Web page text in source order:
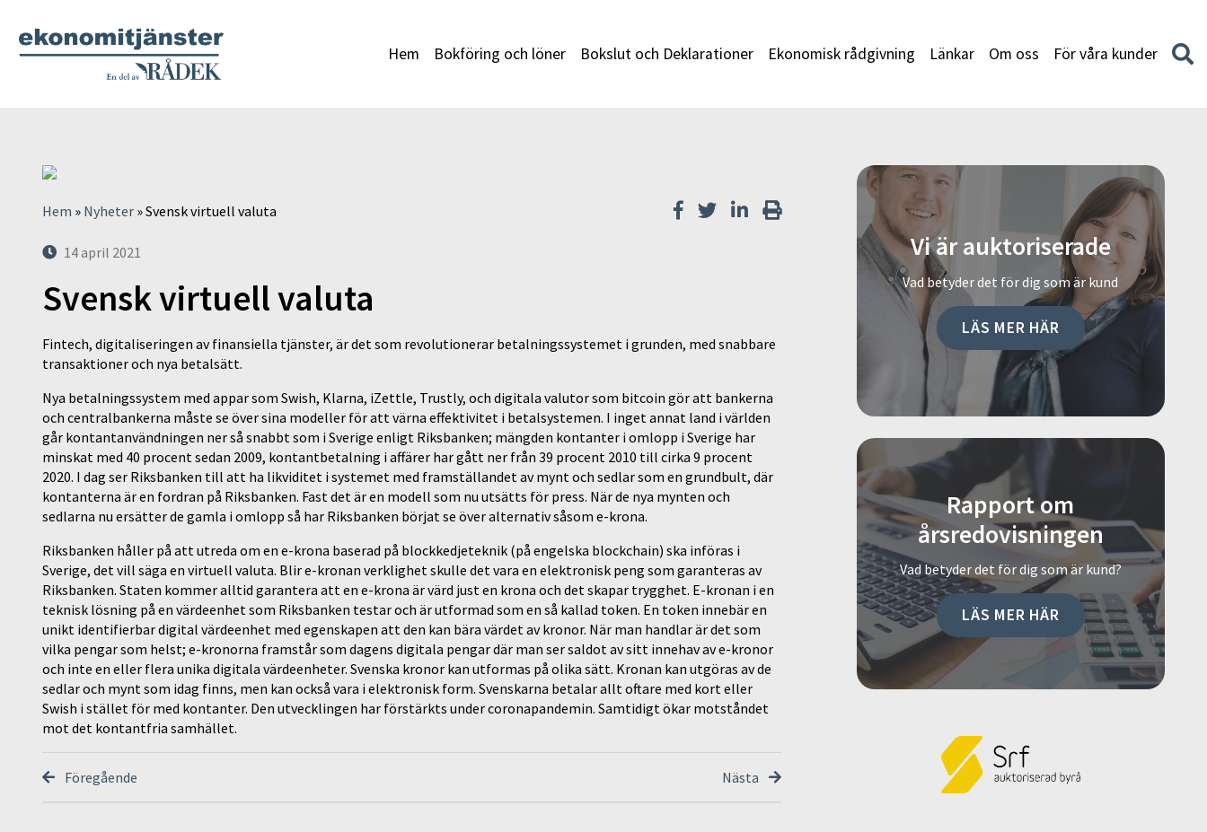
Hem Bokföring och löner Bokslut och Deklarationer Ekonomisk rådgivning Länkar Om oss För våra kunder
Hem » Nyheter »Svensk virtuell valuta
14 april 2021
Svensk virtuell valuta
Fintech, digitaliseringen av finansiella tjänster, är det som revolutionerar betalningssystemet i grunden, med snabbare
transaktioner och nya betalsätt.
Nya betalningssystem med appar som Swish, Klarna, iZettle, Trustly, och digitala valutor som bitcoin gör att bankerna
och centralbankerna måste se över sina modeller för att värna effektivitet i betalsystemen. I inget annat land i världen
går kontantanvändningen ner så snabbt som i Sverige enligt Riksbanken; mängden kontanter i omlopp i Sverige har
minskat med 40 procent sedan 2009, kontantbetalning i affärer har gått ner från 39 procent 2010 till cirka 9 procent
2020. I dag ser Riksbanken till att ha likviditet i systemet med framställandet av mynt och sedlar som en grundbult, där
kontanterna är en fordran på Riksbanken. Fast det är en modell som nu utsätts för press. När de nya mynten och
sedlarna nu ersätter de gamla i omlopp så har Riksbanken börjat se över alternativ såsom e-krona.
Riksbanken håller på att utreda om en e-krona baserad på blockkedjeteknik (på engelska blockchain) ska införas i
Sverige, det vill säga en virtuell valuta. Blir e-kronan verklighet skulle det vara en elektronisk peng som garanteras av
Riksbanken. Staten kommer alltid garantera att en e-krona är värd just en krona och det skapar trygghet. E-kronan i en
teknisk lösning på en värdeenhet som Riksbanken testar och är utformad som en så kallad token. En token innebär en
unikt identifierbar digital värdeenhet med egenskapen att den kan bära värdet av kronor. När man handlar är det som
vilka pengar som helst; e-kronorna framstår som dagens digitala pengar där man ser saldot av sitt innehav av e-kronor
och inte en eller flera unika digitala värdeenheter. Svenska kronor kan utformas på olika sätt. Kronan kan utgöras av de
sedlar och mynt som idag finns, men kan också vara i elektronisk form. Svenskarna betalar allt oftare med kort eller
Swish i stället för med kontanter. Den utvecklingen har förstärkts under coronapandemin. Samtidigt ökar motståndet
mot det kontantfria samhället.
Föregående Nästa
Vi är auktoriserade
Vad betyder det för dig som är kund
LÄS MER HÄR
Rapport om
årsredovisningen
Vad betyder det för dig som är kund?
LÄS MER HÄR